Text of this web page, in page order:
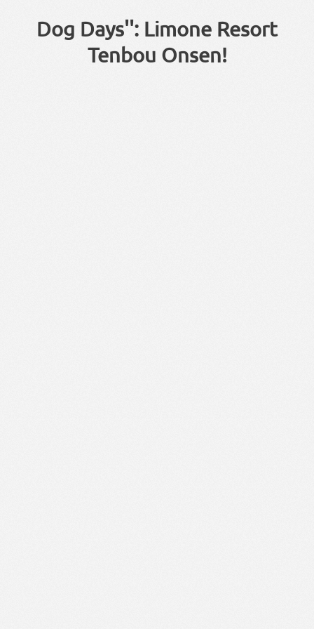
Dog Days'': Limone Resort
Tenbou Onsen!